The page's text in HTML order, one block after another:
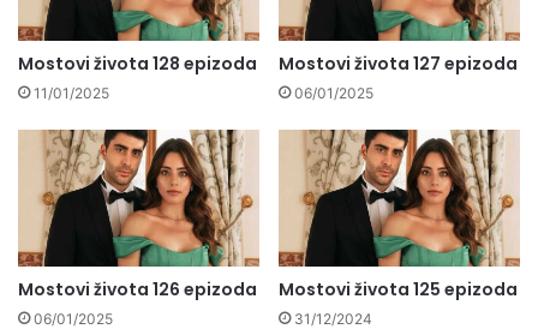
Mostovi života 128 epizoda
11/01/2025
Mostovi života 127 epizoda
06/01/2025
Mostovi života 126 epizoda
06/01/2025
Mostovi života 125 epizoda
31/12/2024